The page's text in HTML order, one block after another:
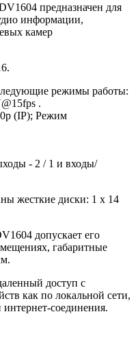
предназначен для
информации,
камер
режимы работы:
.
(IP); Режим
- 2 / 1 и входы/
жесткие диски: 1 х 14
допускает его
габаритные
доступ с
как по локальной сети,
соединения.